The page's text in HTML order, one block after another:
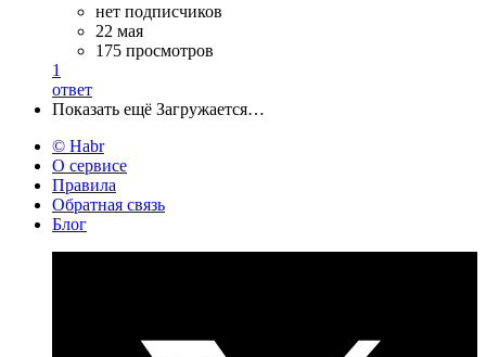
нет подписчиков
22 мая
175 просмотров
1
ответ
Показать ещё Загружается…
© Habr
О сервисе
Правила
Обратная связь
Блог